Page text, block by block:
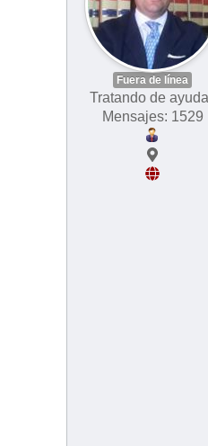
Fuera de línea
Tratando de
Mensajes: 1529